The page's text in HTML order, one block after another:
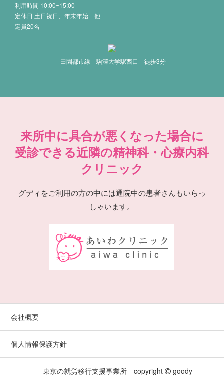
利用時間 10:00~15:00
定休日 土日祝日、年末年始 他
定員20名
田園都市線 駒澤大学駅西口 徒歩3分
来所中に具合が悪くなった場合に
受診できる近隣の精神科・心療内科
クリニック
グディをご利用の方の中には通院中の患者さんもいらっ
しゃいます。
会社概要
個人情報保護方針
東京の就労移行支援事業所 copyright goody